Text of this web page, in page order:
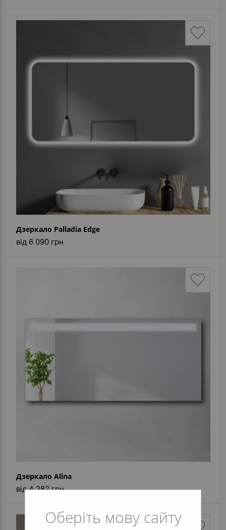
Оберіть мову сайту
Дзеркало Palladia Edge
від 6 090 грн
Дзеркало Alina
від 4 282 грн